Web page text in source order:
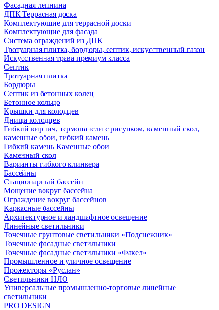
Фасадная лепнина
ДПК Террасная доска
Комплектующие для террасной доски
Комплектующие для фасада
Система ограждений из ДПК
Тротуарная плитка, бордюры, септик, искусственный газон
Искусственная трава премиум класса
Септик
Тротуарная плитка
Бордюры
Септик из бетонных колец
Бетонное кольцо
Крышки для колодцев
Днища колодцев
Гибкий кирпич, термопанели с рисунком, каменный скол,
каменные обои, гибкий камень
Гибкий камень Каменные обои
Каменный скол
Варианты гибкого клинкера
Бассейны
Стационарный бассейн
Мощение вокруг бассейна
Ограждение вокруг бассейнов
Каркасные бассейны
Архитектурное и ландшафтное освещение
Линейные светильники
Точечные грунтовые светильники «Подснежник»
Точечные фасадные светильники
Точечные фасадные светильники «Факел»
Промышленное и уличное освещение
Прожекторы «Руслан»
Светильники НЛО
Универсальные промышленно-торговые линейные
светильники
PRO DESIGN